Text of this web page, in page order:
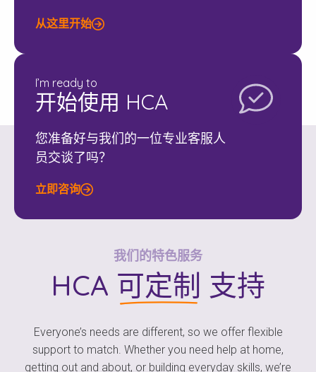
从这里开始
I’m ready to
开始使用 HCA
您准备好与我们的一位专业客服人
员交谈了吗？
立即咨询
我们的特色服务
HCA 可定制 支持
Everyone’s needs are different, so we offer flexible
support to match. Whether you need help at home,
getting out and about, or building everyday skills, we’re